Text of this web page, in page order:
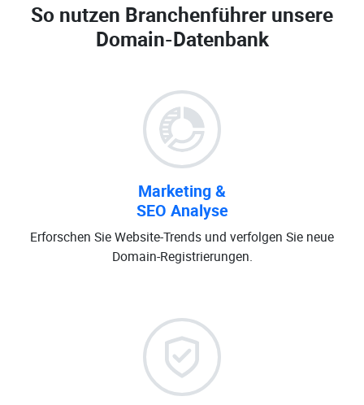
So nutzen Branchenführer unsere
Domain-Datenbank
Marketing &
SEO Analyse
Erforschen Sie Website-Trends und verfolgen Sie neue
Domain-Registrierungen.